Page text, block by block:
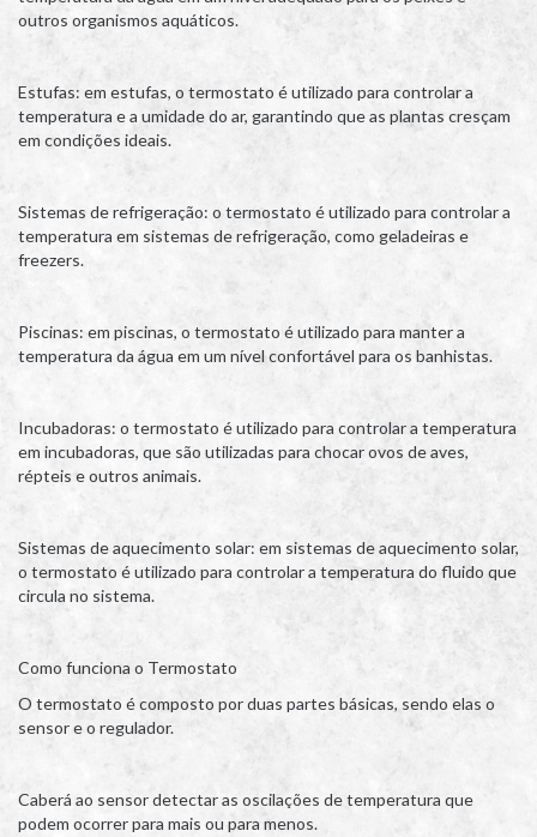
outros organismos aquáticos.
Estufas: em estufas, o termostato é utilizado para controlar a
temperatura e a umidade do ar, garantindo que as plantas cresçam
em condições ideais.
Sistemas de refrigeração: o termostato é utilizado para controlar a
temperatura em sistemas de refrigeração, como geladeiras e
freezers.
Piscinas: em piscinas, o termostato é utilizado para manter a
temperatura da água em um nível confortável para os banhistas.
Incubadoras: o termostato é utilizado para controlar a temperatura
em incubadoras, que são utilizadas para chocar ovos de aves,
répteis e outros animais.
Sistemas de aquecimento solar: em sistemas de aquecimento solar,
o termostato é utilizado para controlar a temperatura do fluido que
circula no sistema.
Como funciona o Termostato
O termostato é composto por duas partes básicas, sendo elas o
sensor e o regulador.
Caberá ao sensor detectar as oscilações de temperatura que
podem ocorrer para mais ou para menos.